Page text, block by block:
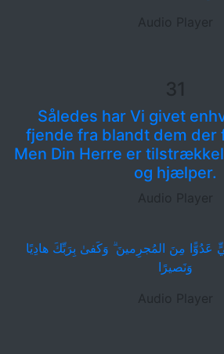
Audio Player
31
Således har Vi givet
fjende fra blandt dem der
Men Din Herre er
og hjælper.
Audio Player
عَدُوًّا مِنَ المُجرِمينَ ۗ وَكَفىٰ بِرَبِّكَ هادِيًا
وَنَصيرًا
Audio Player